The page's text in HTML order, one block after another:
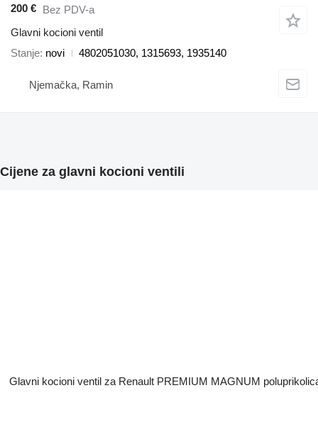
200 € Bez PDV-a
Glavni kocioni ventil
Stanje novi 4802051030, 1315693, 1935140
Njemačka, Ramin
Cijene za glavni kocioni ventili
Glavni kocioni ventil za Renault PREMIUM MAGNUM